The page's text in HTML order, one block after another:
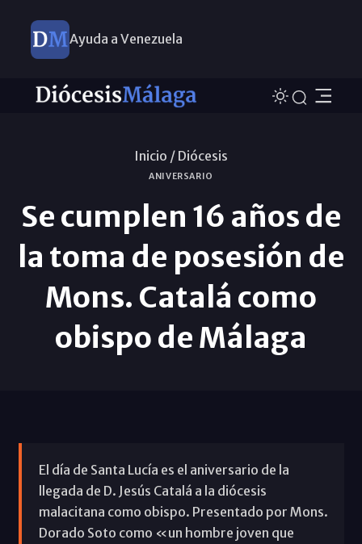
Ayuda a Venezuela
Inicio / Diócesis
ANIVERSARIO
Se cumplen 16 años de
la toma de posesión de
Mons. Catalá como
obispo de Málaga
El día de Santa Lucía es el aniversario de la
llegada de D. Jesús Catalá a la diócesis
malacitana como obispo. Presentado por Mons.
Dorado Soto como «un hombre joven que